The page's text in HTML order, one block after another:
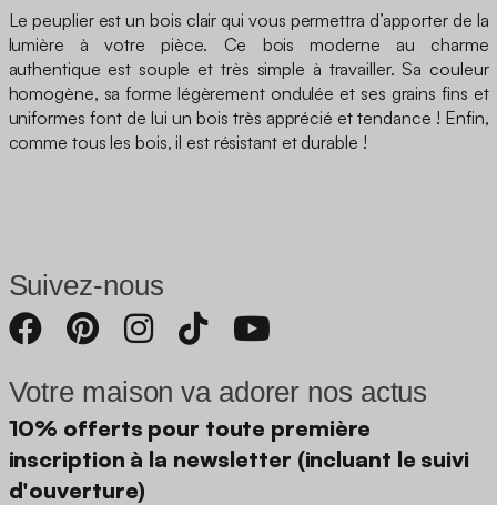
Le peuplier est un bois clair qui vous permettra d’apporter de la
lumière à votre pièce. Ce bois moderne au charme
authentique est souple et très simple à travailler. Sa couleur
homogène, sa forme légèrement ondulée et ses grains fins et
uniformes font de lui un bois très apprécié et tendance ! Enfin,
comme tous les bois, il est résistant et durable !
Suivez-nous
Votre maison va adorer nos actus
10% offerts pour toute première
inscription à la newsletter (incluant le suivi
d'ouverture)